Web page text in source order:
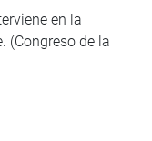
en la
(Congreso de la